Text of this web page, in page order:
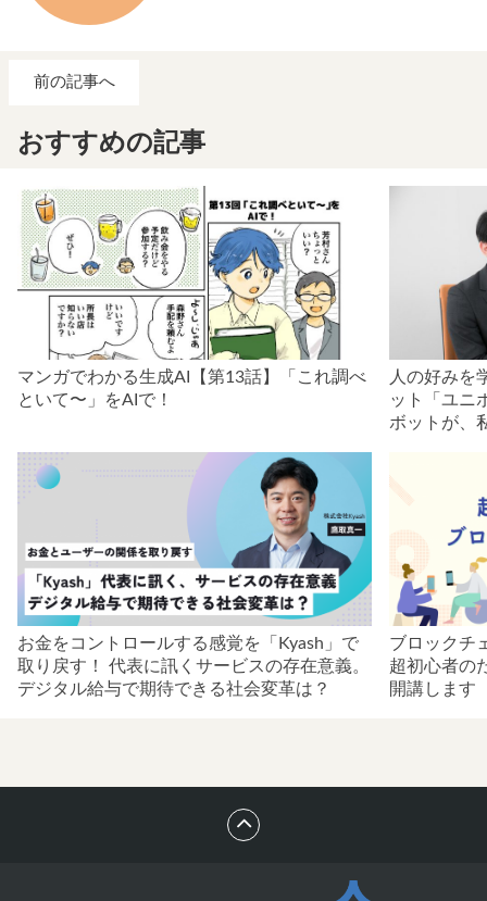
前の記事へ
おすすめの記事
マンガでわかる生成AI【第13話】「これ調べ
といて〜」をAIで！
人の好みを
ット「ユニ
ボットが、
お金をコントロールする感覚を「Kyash」で
取り戻す！ 代表に訊くサービスの存在意義。
デジタル給与で期待できる社会変革は？
ブロックチ
超初心者の
開講します